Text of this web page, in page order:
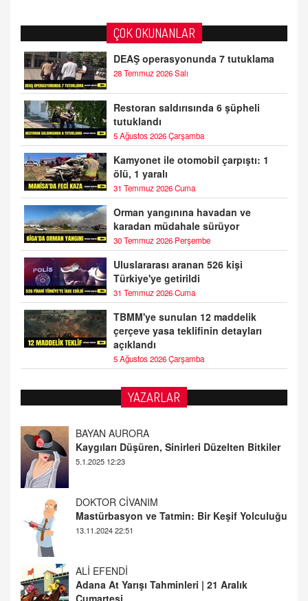
ÇOK OKUNANLAR
DEAŞ operasyonunda 7 tutuklama
28 Temmuz 2026 Salı
Restoran saldırısında 6 şüpheli
tutuklandı
5 Ağustos 2026 Çarşamba
Kamyonet ile otomobil çarpıştı: 1
ölü, 1 yaralı
31 Temmuz 2026 Cuma
Orman yangınına havadan ve
karadan müdahale sürüyor
30 Temmuz 2026 Perşembe
Uluslararası aranan 526 kişi
Türkiye'ye getirildi
31 Temmuz 2026 Cuma
TBMM'ye sunulan 12 maddelik
çerçeve yasa teklifinin detayları
açıklandı
5 Ağustos 2026 Çarşamba
YAZARLAR
DOKTOR CİVANIM
Mastürbasyon ve Tatmin: Bir Keşif Yolculuğu
13.11.2024 22:51
ALİ EFENDİ
Adana At Yarışı Tahminleri | 21 Aralık
Cumartesi
TUTKUNUN PERİSİ
Sağlıklı Bir Cinsel Yaşam ile İlgili Bilinmesi